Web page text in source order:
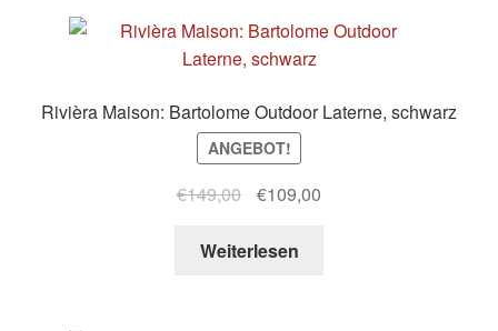
Rivièra Maison: Bartolome Outdoor Laterne, schwarz
ANGEBOT!
€149,00
Ursprünglicher
war:
€109,00Aktueller
Weiterlesen